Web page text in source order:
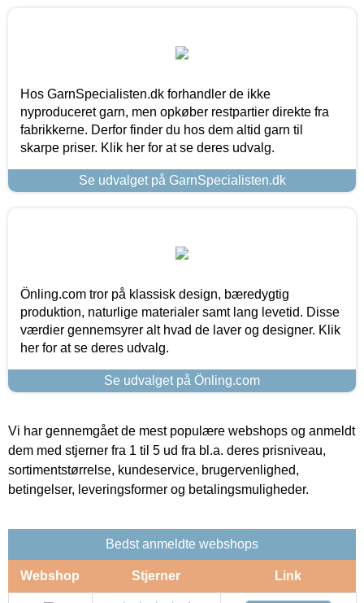
Hos GarnSpecialisten.dk forhandler de ikke
nyproduceret garn, men opkøber restpartier direkte fra
fabrikkerne. Derfor finder du hos dem altid garn til
skarpe priser. Klik her for at se deres udvalg.
Se udvalget på GarnSpecialisten.dk
Önling.com tror på klassisk design, bæredygtig
produktion, naturlige materialer samt lang levetid. Disse
værdier gennemsyrer alt hvad de laver og designer. Klik
her for at se deres udvalg.
Se udvalget på Önling.com
Vi har gennemgået de mest populære webshops og anmeldt
dem med stjerner fra 1 til 5 ud fra bl.a. deres prisniveau,
sortimentstørrelse, kundeservice, brugervenlighed,
betingelser, leveringsformer og betalingsmuligheder.
Bedst anmeldte webshops
Webshop Stjerner Link